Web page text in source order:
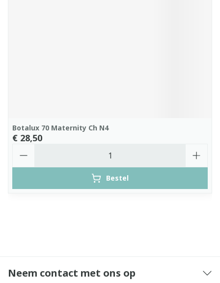
Botalux 70 Maternity Ch N4
€ 28,50
Bestel
Neem contact met ons op